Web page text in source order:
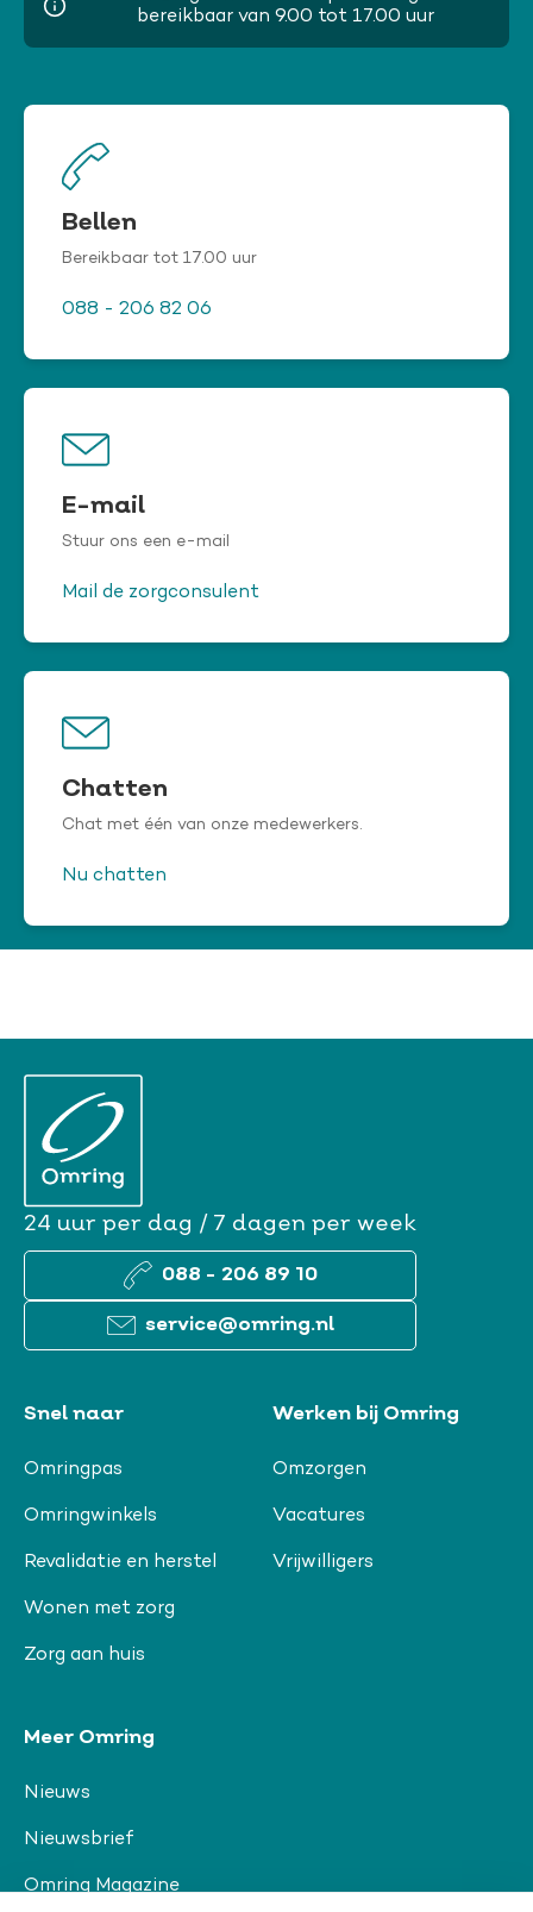
bereikbaar van 9.00 tot 17.00 uur
Bellen
Bereikbaar tot 17.00 uur
088 - 206 82 06
E-mail
Stuur ons een e-mail
Mail de zorgconsulent
Chatten
Chat met één van onze medewerkers.
Nu chatten
24 uur per dag / 7 dagen per week
088 - 206 89 10
service@omring.nl
Snel naar
Omringpas
Omringwinkels
Revalidatie en herstel
Wonen met zorg
Zorg aan huis
Werken bij Omring
Omzorgen
Vacatures
Vrijwilligers
Meer Omring
Nieuws
Nieuwsbrief
Omring Magazine